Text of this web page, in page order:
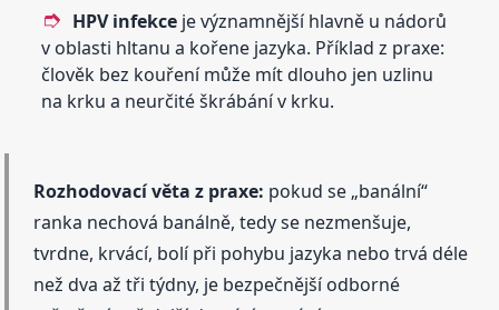
HPV infekce je významnější hlavně u nádorů
v oblasti hltanu a kořene jazyka. Příklad z praxe:
člověk bez kouření může mít dlouho jen uzlinu
na krku a neurčité škrábání v krku.
Rozhodovací věta z praxe: pokud se „banální“
ranka nechová banálně, tedy se nezmenšuje,
tvrdne, krvácí, bolí při pohybu jazyka nebo trvá déle
než dva až tři týdny, je bezpečnější odborné